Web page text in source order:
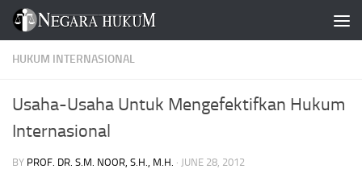
Skip to content
HUKUM INTERNASIONAL
Usaha-Usaha Untuk Mengefektifkan Hukum
Internasional
BY PROF. DR. S.M. NOOR, S.H., M.H. · JUNE 28, 2012